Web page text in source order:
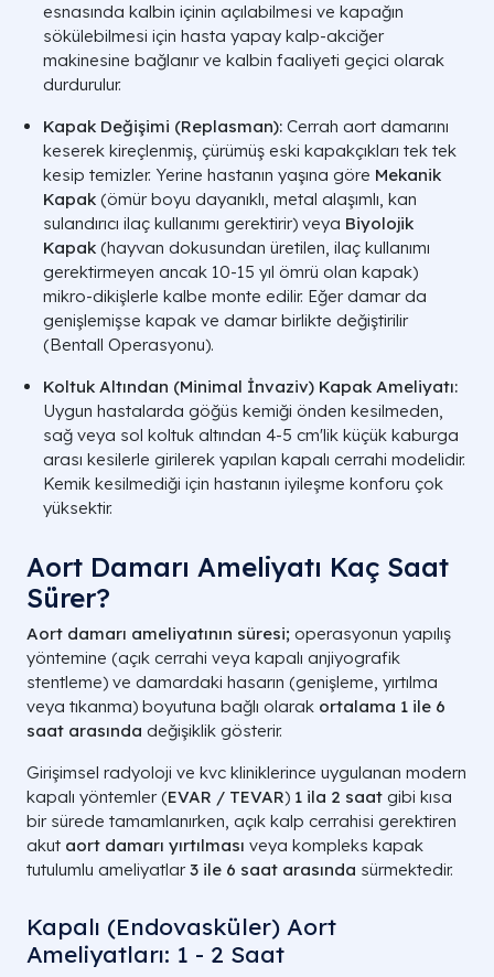
esnasında kalbin içinin açılabilmesi ve kapağın
sökülebilmesi için hasta yapay kalp-akciğer
makinesine bağlanır ve kalbin faaliyeti geçici olarak
durdurulur.
Kapak Değişimi (Replasman): Cerrah aort damarını
keserek kireçlenmiş, çürümüş eski kapakçıkları tek tek
kesip temizler. Yerine hastanın yaşına göre Mekanik
Kapak (ömür boyu dayanıklı, metal alaşımlı, kan
sulandırıcı ilaç kullanımı gerektirir) veya Biyolojik
Kapak (hayvan dokusundan üretilen, ilaç kullanımı
gerektirmeyen ancak 10-15 yıl ömrü olan kapak)
mikro-dikişlerle kalbe monte edilir. Eğer damar da
genişlemişse kapak ve damar birlikte değiştirilir
(Bentall Operasyonu).
Koltuk Altından (Minimal İnvaziv) Kapak Ameliyatı:
Uygun hastalarda göğüs kemiği önden kesilmeden,
sağ veya sol koltuk altından 4-5 cm'lik küçük kaburga
arası kesilerle girilerek yapılan kapalı cerrahi modelidir.
Kemik kesilmediği için hastanın iyileşme konforu çok
yüksektir.
Aort Damarı Ameliyatı Kaç Saat
Sürer​?
Aort damarı ameliyatının süresi; operasyonun yapılış
yöntemine (açık cerrahi veya kapalı anjiyografik
stentleme) ve damardaki hasarın (genişleme, yırtılma
veya tıkanma) boyutuna bağlı olarak ortalama 1 ile 6
saat arasında değişiklik gösterir.
Girişimsel radyoloji ve kvc kliniklerince uygulanan modern
kapalı yöntemler (EVAR / TEVAR) 1 ila 2 saat gibi kısa
bir sürede tamamlanırken, açık kalp cerrahisi gerektiren
akut aort damarı yırtılması veya kompleks kapak
tutulumlu ameliyatlar3 ile 6 saat arasında sürmektedir.
Kapalı (Endovasküler) Aort
Ameliyatları: 1 - 2 Saat